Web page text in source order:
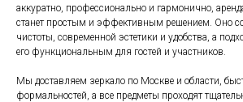
аккуратно, профессионально и гармонично,
станет простым и эффективным решением. Оно
чистоты, современной эстетики и удобства, а
его функциональным для гостей и участников.
Мы доставляем зеркало по Москве и области,
формальностей, а все предметы проходят